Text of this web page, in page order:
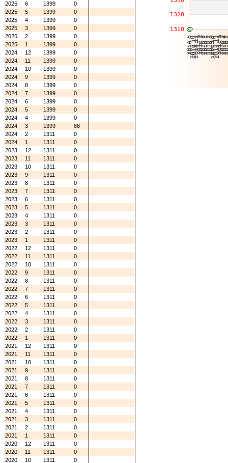
2025
6 1399
0
2025
5 1399
0
2025
4 1399
0
2025
3 1399
0
2025
2 1399
0
2025
1 1399
0
2024
12 1399
0
2024
11 1399
0
2024
10 1399
0
2024
9 1399
0
2024
8 1399
0
2024
7 1399
0
2024
6 1399
0
2024
5 1399
0
2024
4 1399
0
2024
3 1399
88
2024
2 1311
0
2024
1 1311
0
2023
12 1311
0
2023
11 1311
0
2023
10 1311
0
2023
9 1311
0
2023
8 1311
0
2023
7 1311
0
2023
6 1311
0
2023
5 1311
0
2023
4 1311
0
2023
3 1311
0
2023
2 1311
0
2023
1 1311
0
2022
12 1311
0
2022
11 1311
0
2022
10 1311
0
2022
9 1311
0
2022
8 1311
0
2022
7 1311
0
2022
6 1311
0
2022
5 1311
0
2022
4 1311
0
2022
3 1311
0
2022
2 1311
0
2022
1 1311
0
2021
12 1311
0
2021
11 1311
0
2021
10 1311
0
2021
9 1311
0
2021
8 1311
0
2021
7 1311
0
2021
6 1311
0
2021
5 1311
0
2021
4 1311
0
2021
3 1311
0
2021
2 1311
0
2021
1 1311
0
2020
12 1311
0
2020
11 1311
0
2020
10 1311
0